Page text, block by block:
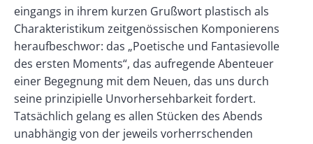
eingangs in ihrem kurzen Grußwort plastisch als
Charakteristikum zeitgenössischen Komponierens
heraufbeschwor: das „Poetische und Fantasievolle
des ersten Moments“, das aufregende Abenteuer
einer Begegnung mit dem Neuen, das uns durch
seine prinzipielle Unvorhersehbarkeit fordert.
Tatsächlich gelang es allen Stücken des Abends
unabhängig von der jeweils vorherrschenden